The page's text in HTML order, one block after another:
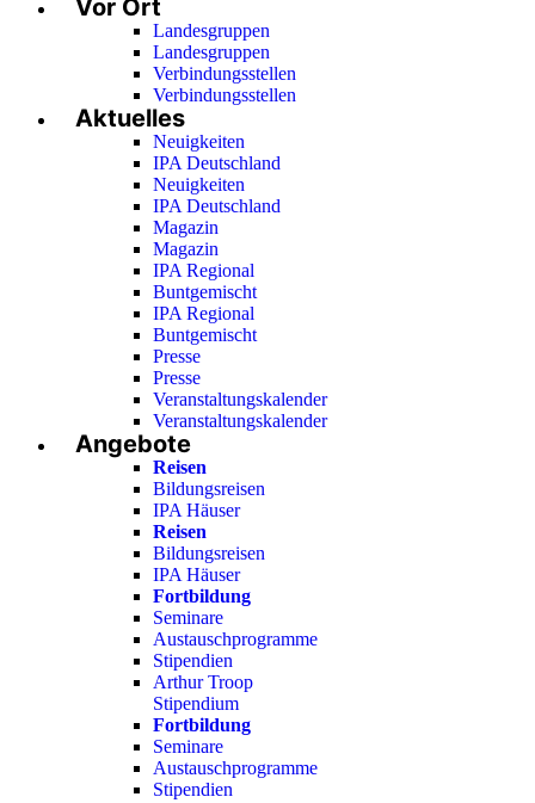
Vor Ort
Landesgruppen
Landesgruppen
Verbindungsstellen
Verbindungsstellen
Aktuelles
Neuigkeiten
IPA Deutschland
Neuigkeiten
IPA Deutschland
Magazin
Magazin
IPA Regional
Buntgemischt
IPA Regional
Buntgemischt
Presse
Presse
Veranstaltungskalender
Veranstaltungskalender
Angebote
Reisen
Bildungsreisen
IPA Häuser
Reisen
Bildungsreisen
IPA Häuser
Fortbildung
Seminare
Austauschprogramme
Stipendien
Arthur Troop
Stipendium
Fortbildung
Seminare
Austauschprogramme
Stipendien